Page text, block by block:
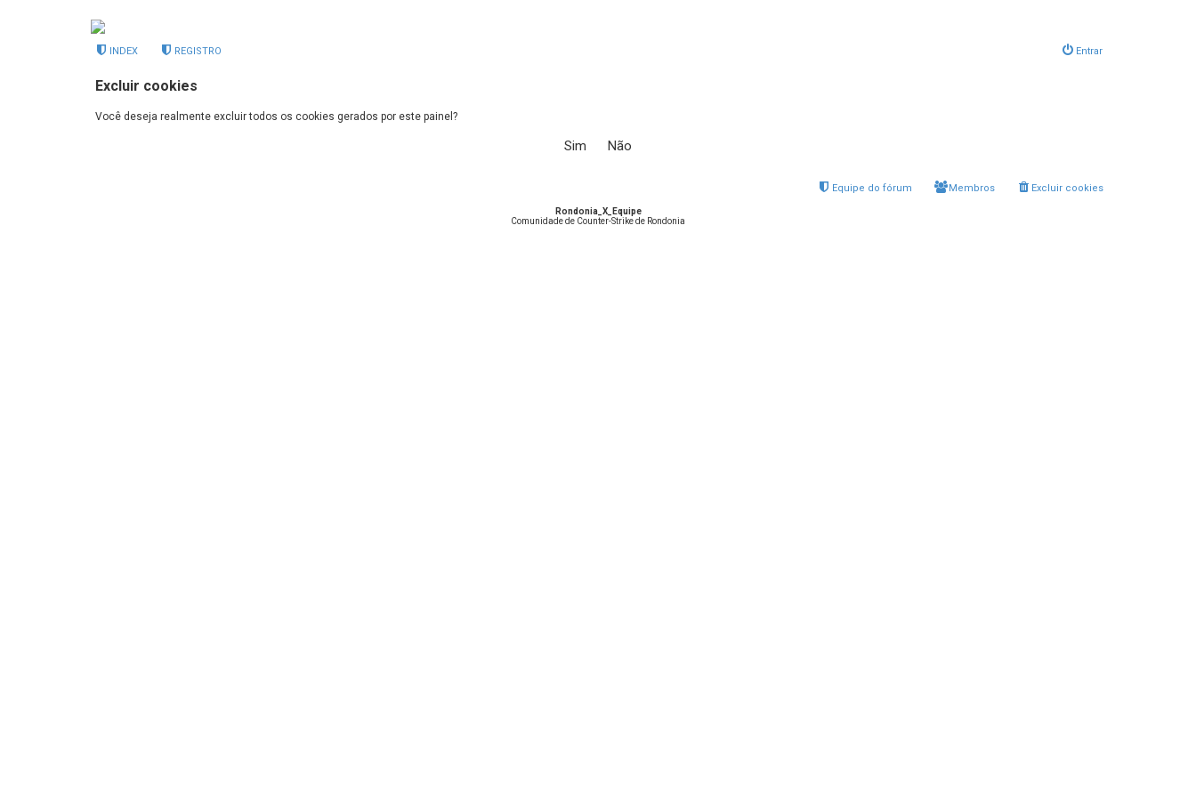
INDEX REGISTRO Entrar
Excluir cookies
Você deseja realmente excluir todos os cookies gerados por este painel?
Excluir cookies
Membros
Equipe do fórum
Rondonia_X_Equipe
Comunidade de Counter-Strike de Rondonia